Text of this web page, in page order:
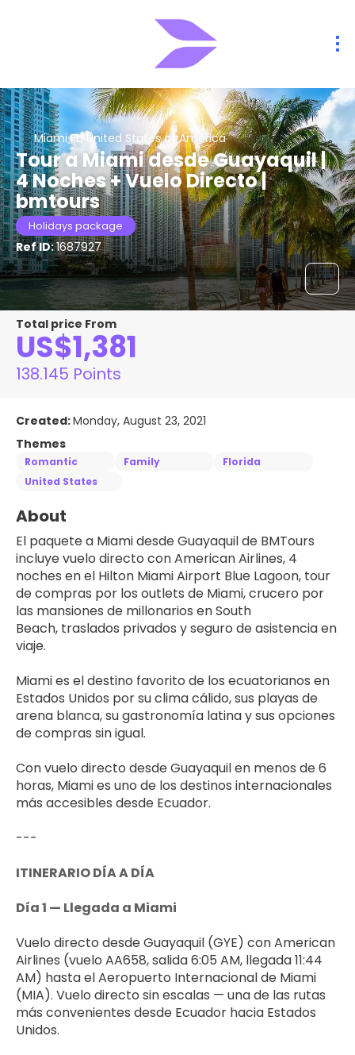
Miami FL, United States of America
Tour a Miami desde Guayaquil |
4 Noches + Vuelo Directo |
bmtours
Holidays package
Ref ID:1687927
Total price From
US$1,381
138.145 Points
Created:Monday, August 23, 2021
Themes
Romantic Family
Florida
United States
About
El paquete a Miami desde Guayaquil de BMTours
incluye vuelo directo con American Airlines, 4
noches en el Hilton Miami Airport Blue Lagoon, tour
de compras por los outlets de Miami, crucero por
las mansiones de millonarios en South
Beach, traslados privados y seguro de asistencia en
viaje.
Miami es el destino favorito de los ecuatorianos en
Estados Unidos por su clima cálido, sus playas de
arena blanca, su gastronomía latina y sus opciones
de compras sin igual.
Con vuelo directo desde Guayaquil en menos de 6
horas, Miami es uno de los destinos internacionales
más accesibles desde Ecuador.
---
ITINERARIO DÍA A DÍA
Día 1 — Llegada a Miami
Vuelo directo desde Guayaquil (GYE) con American
Airlines (vuelo AA658, salida 6:05 AM, llegada 11:44
AM) hasta el Aeropuerto Internacional de Miami
(MIA). Vuelo directo sin escalas — una de las rutas
más convenientes desde Ecuador hacia Estados
Unidos.